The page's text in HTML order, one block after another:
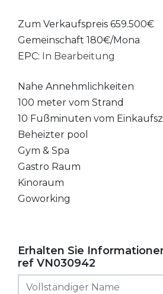
Erhalten Sie
ref VN030942
Zum Verkaufspreis 659.500€
Gemeinschaft 180€/Mona
EPC: In Bearbeitung
Nahe Annehmlichkeiten
100 meter vom Strand
10 Fußminuten vom
Beheizter pool
Gym & Spa
Gastro Raum
Kinoraum
Goworking